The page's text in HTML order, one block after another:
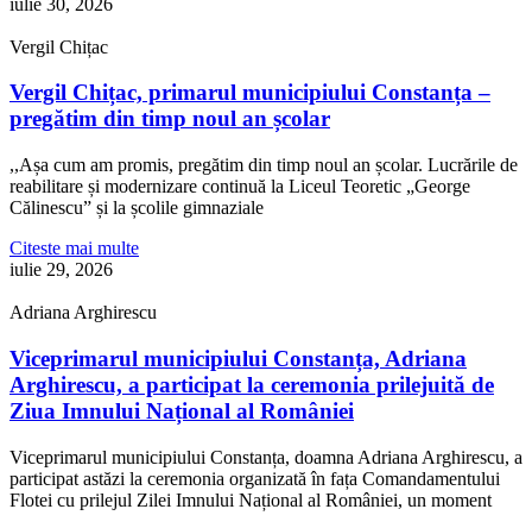
Vergil Chițac
Vergil Chițac, primarul municipiului Constanța –
pregătim din timp noul an școlar
,,Așa cum am promis, pregătim din timp noul an școlar. Lucrările de
reabilitare și modernizare continuă la Liceul Teoretic „George
Călinescu” și la școlile gimnaziale
Citeste mai multe
iulie 29, 2026
Adriana Arghirescu
Viceprimarul municipiului Constanța, Adriana
Arghirescu, a participat la ceremonia prilejuită de
Ziua Imnului Național al României
Viceprimarul municipiului Constanța, doamna Adriana Arghirescu, a
participat astăzi la ceremonia organizată în fața Comandamentului
Flotei cu prilejul Zilei Imnului Național al României, un moment